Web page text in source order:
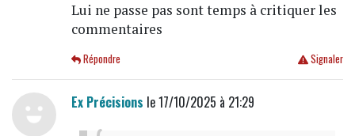
Lui ne passe pas sont temps à critiquer les
commentaires
Signaler
Répondre
Ex Précisions le 17/10/2025 à 21:29